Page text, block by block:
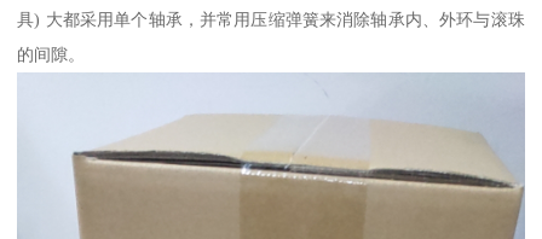
具) 大都采用单个轴承，并常用压缩弹簧来消除轴承内、外环与滚珠
的间隙。